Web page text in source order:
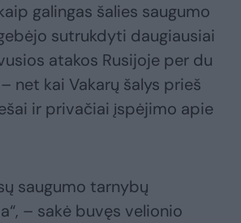
galingas šalies saugumo
sutrukdyti daugiausiai
atakos Rusijoje per du
net kai Vakarų šalys prieš
ir privačiai įspėjimo apie
saugumo tarnybų
– sakė buvęs velionio